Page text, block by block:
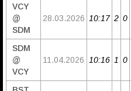
VCY
@
SDM
28.03.2026 10:17 2 0
SDM
@
VCY
11.04.2026 10:16 1 0